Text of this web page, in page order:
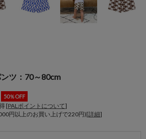
ツ：70～80cm
50％OFF
[PALポイントについて]
円以上のお買い上げで220円)[詳細]